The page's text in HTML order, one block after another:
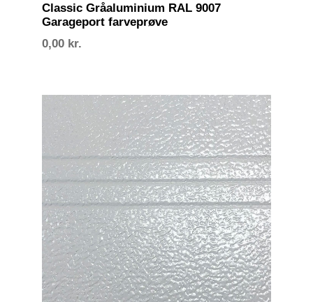
Classic Gråaluminium RAL 9007
Garageport farveprøve
0,00 kr.